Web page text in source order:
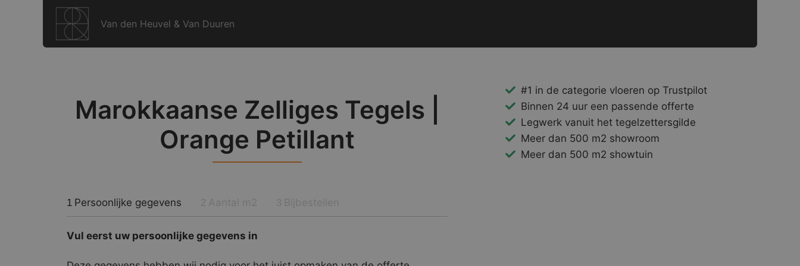
Van den Heuvel & Van Duuren
Marokkaanse Zelliges Tegels |
Orange Petillant
1 Persoonlijke gegevens
Vul eerst uw persoonlijke gegevens in
#1 in de categorie vloeren op Trustpilot
Binnen 24 uur een passende offerte
Legwerk vanuit het tegelzettersgilde
Meer dan 500 m2 showroom
Meer dan 500 m2 showtuin